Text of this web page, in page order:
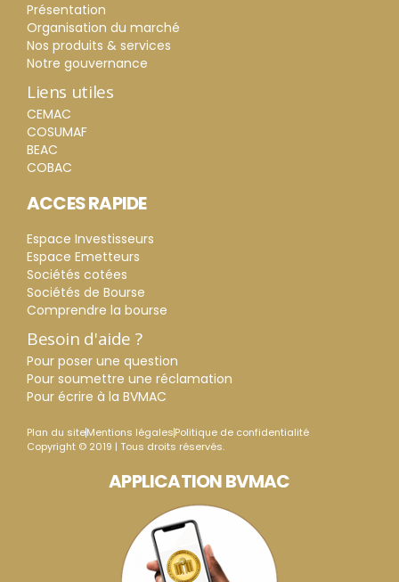
Présentation
Organisation du marché
Nos produits & services
Notre gouvernance
Liens utiles
CEMAC
COSUMAF
BEAC
COBAC
ACCES RAPIDE
Espace Investisseurs
Espace Emetteurs
Sociétés cotées
Sociétés de Bourse
Comprendre la bourse
Besoin d'aide ?
Pour poser une question
Pour soumettre une réclamation
Pour écrire à la BVMAC
Plan du siteMentions légalesPolitique de confidentialité
Copyright © 2019 | Tous droits réservés.
APPLICATION BVMAC